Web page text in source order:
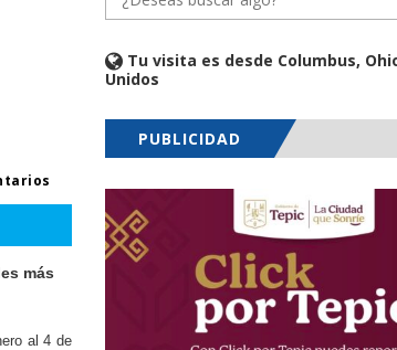
más
al 4 de
Tu visita es desde Columbus,
Unidos
PUBLICIDAD